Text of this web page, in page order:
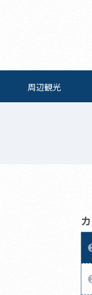
周辺観光